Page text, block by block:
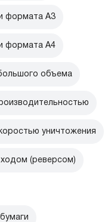
формата А3
формата А4
объема
уничтожения
(реверсом)